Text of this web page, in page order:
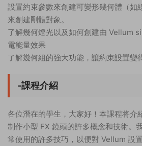
設置約束參數來創建可變形幾何體（如
來創建剛體對象。
了解幾何燈光以及如何創建由 Vellum
電能量效果
了解幾何組的強大功能，讓約束設置變
-課程介紹
各位潛在的學生，大家好！本課程将
制作小型 FX 鏡頭的許多概念和技術。
常使用的許多技巧，以便對 Vellum 設